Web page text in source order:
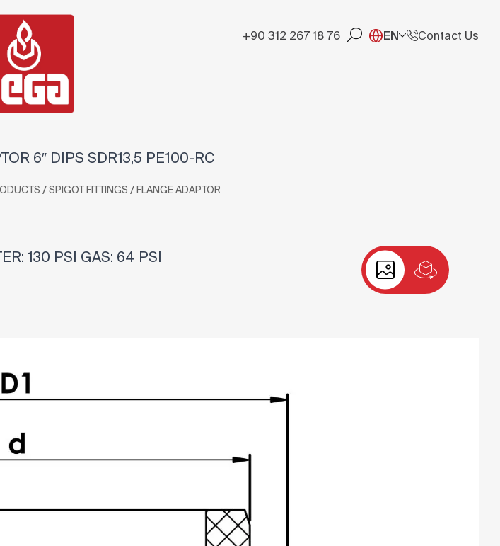
+90 312 267 18 76 EN Contact Us
6″ DIPS SDR13,5 PE100-RC
/SPIGOT FITTINGS /FLANGE ADAPTOR
130 PSI GAS: 64 PSI